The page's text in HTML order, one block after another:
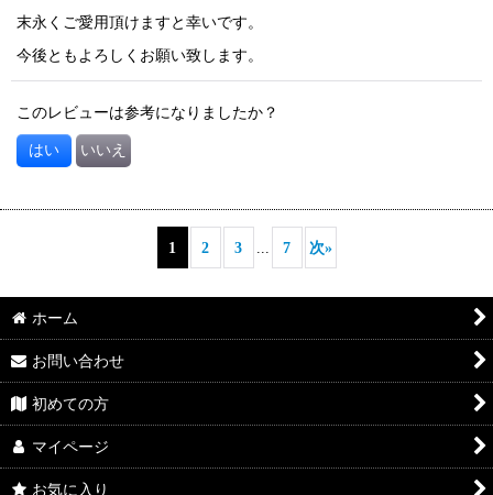
末永くご愛用頂けますと幸いです。
今後ともよろしくお願い致します。
このレビューは参考になりましたか？
はい いいえ
1 2 3 7 次»
ホーム
お問い合わせ
初めての方
マイページ
お気に入り